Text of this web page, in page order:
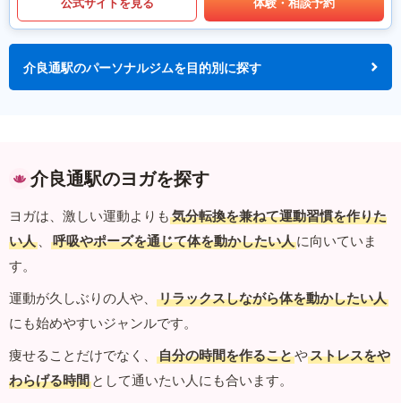
介良通駅のパーソナルジムを目的別に探す
介良通駅のヨガを探す
ヨガは、激しい運動よりも 気分転換を兼ねて運動習慣を作りた
い人 、 呼吸やポーズを通じて体を動かしたい人に向いていま
す。
運動が久しぶりの人や、
リラックスしながら体を動かしたい人
にも始めやすいジャンルです。
痩せることだけでなく、
自分の時間を作ることやストレスをや
わらげる時間 として通いたい人にも合います。